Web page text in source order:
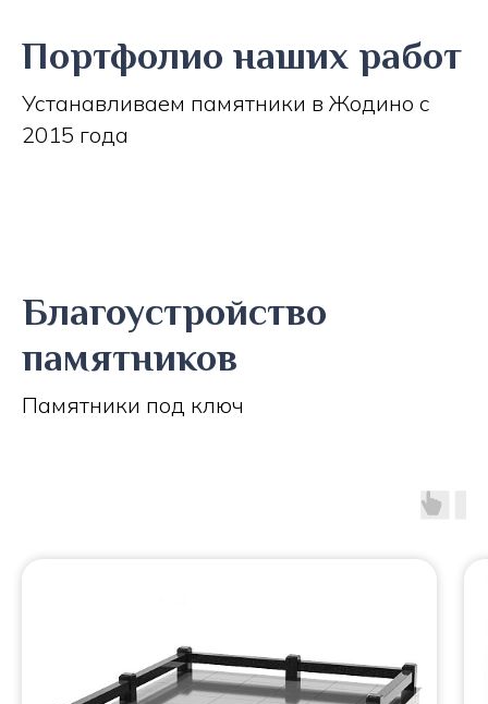
Портфолио наших работ
Устанавливаем памятники в Жодино с
2015 года
Благоустройство
памятников
Памятники под ключ